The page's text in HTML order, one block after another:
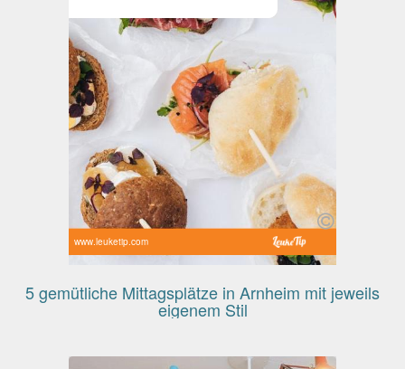
www.leuketip.com
5 gemütliche Mittagsplätze in Arnheim mit jeweils
eigenem Stil